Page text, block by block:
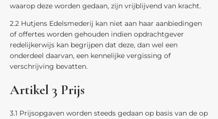
waarop deze worden gedaan, zijn vrijblijvend van kracht.
2.2 Hutjens Edelsmederij kan niet aan haar aanbiedingen
of offertes worden gehouden indien opdrachtgever
redelijkerwijs kan begrijpen dat deze, dan wel een
onderdeel daarvan, een kennelijke vergissing of
verschrijving bevatten.
Artikel 3 Prijs
3.1 Prijsopgaven worden steeds gedaan op basis van de op